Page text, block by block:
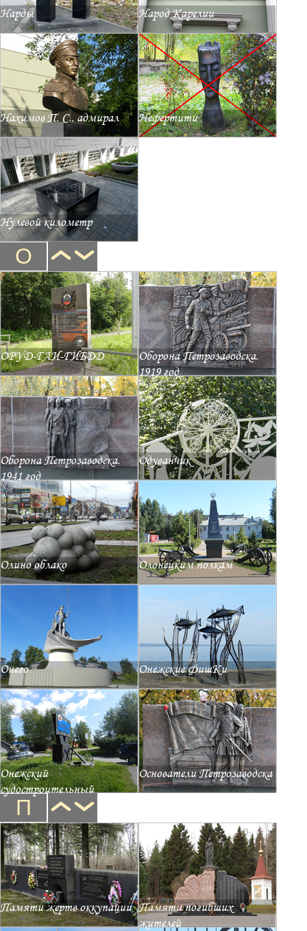
Нарды Народ Карелии
Нахимов П. С., адмирал Нефертити
Нулевой километр
О
ОРУД-ГАИ-ГИБДД
Оборона Петрозаводска.
1919 год
Оборона Петрозаводска.
1941 год
Одуванчик
Олино облако Олонецким полкам
Онего Онежские ФишКи
Онежский
судостроительный
Основатели Петрозаводска
П
Памяти жертв оккупации Памяти погибших
жителей